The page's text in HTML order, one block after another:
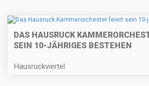
DAS HAUSRUCK
SEIN 10-JÄHRIGES BESTEHEN
Hausruckviertel